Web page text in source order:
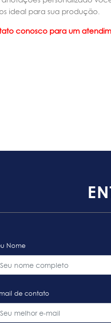
ideal para sua produção.
conosco para um
Nome
de contato